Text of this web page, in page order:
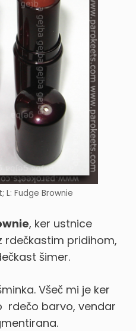
L: Fudge Brownie
, ker ustnice
rdečkastim pridihom,
šimer.
Všeč mi je ker
rdečo barvo, vendar